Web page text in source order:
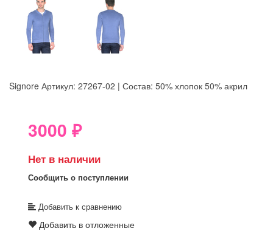
Signore Артикул: 27267-02 | Состав: 50% хлопок 50% акрил
3000 ₽
Нет в наличии
Сообщить о поступлении
Добавить к сравнению
Добавить в отложенные